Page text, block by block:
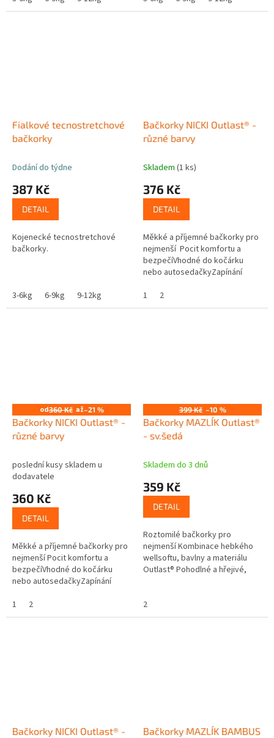
Fialkové tecnostretchové
bačkorky
Dodání do týdne
387 Kč
DETAIL
Kojenecké tecnostretchové
bačkorky.
3-6kg 6-9kg 9-12kg
Bačkorky NICKI Outlast® -
různé barvy
Skladem (1 ks)
376 Kč
DETAIL
Měkké a příjemné bačkorky pro
nejmenší Pocit komfortu a
bezpečíVhodné do kočárku
nebo autosedačkyZapínání
zipVrchní stranu tvoří měkký
polyesterový...
1 2
od360 Kč až–21 %
Bačkorky NICKI Outlast® -
různé barvy
poslední kusy skladem u
dodavatele
360 Kč
DETAIL
Měkké a příjemné bačkorky pro
nejmenší Pocit komfortu a
bezpečíVhodné do kočárku
nebo autosedačkyZapínání
zipVrchní stranu tvoří měkký
polyesterový...
1 2
399 Kč –10 %
Bačkorky MAZLÍK Outlast®
- sv.šedá
Skladem do 3 dnů
359 Kč
DETAIL
Roztomilé bačkorky pro
nejmenší Kombinace hebkého
wellsoftu, bavlny a materiálu
Outlast® Pohodlné a hřejivé,
2
Bačkorky NICKI Outlast® -
Bačkorky MAZLÍK BAMBUS